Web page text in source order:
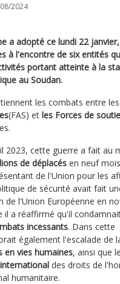
2024
a adopté ce lundi 22
à l'encontre de six entités
portant atteinte à la
au Soudan.
les combats entre les
(FAS) et les Forces de
2023, cette guerre a fait au
de déplacés en neuf
de l'Union pour les
de sécurité avait fait
de l'Union Européenne en
il a réaffirmé qu'il
incessants. Dans cette
également l'escalade de
en vies humaines, ainsi que
des droits de
humanitaire.